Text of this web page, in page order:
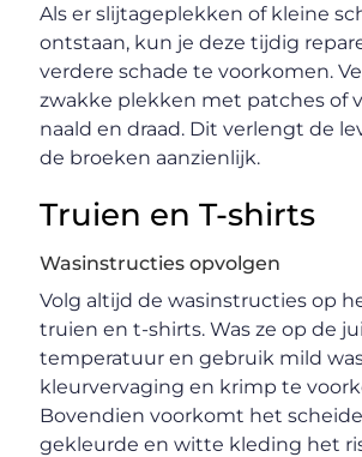
Als er slijtageplekken of kleine
ontstaan, kun je deze tijdig
verdere schade te voorkomen.
zwakke plekken met patches of
naald en draad. Dit verlengt de
de broeken aanzienlijk.
Truien en T-shirts
Wasinstructies opvolgen
Volg altijd de wasinstructies op
truien en t-shirts. Was ze op de
temperatuur en gebruik mild
kleurvervaging en krimp te
Bovendien voorkomt het
gekleurde en witte kleding het